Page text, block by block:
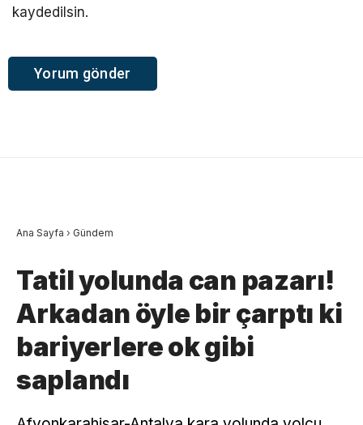
kaydedilsin.
Ana Sayfa › Gündem
Tatil yolunda can pazarı!
Arkadan öyle bir çarptı ki
bariyerlere ok gibi
saplandı